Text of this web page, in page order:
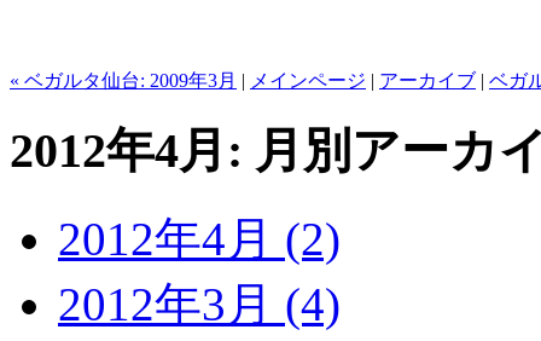
« ベガルタ仙台: 2009年3月 | メインページ | アーカイブ | ベガ
2012年4月: 月別アーカ
2012年4月 (2)
2012年3月 (4)